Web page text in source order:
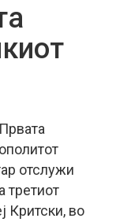
отслужи
третиот
Критски, во